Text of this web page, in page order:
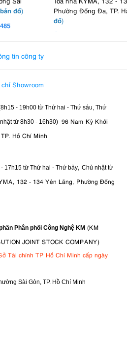
đồ)
Phường Đống Đa, TP.
đồ)
tin công ty
Showroom
- 19h00 từ Thứ hai - Thứ sáu, Thứ
từ 8h30 - 16h30) 96 Nam Kỳ Khởi
Hồ Chí Minh
17h15 từ Thứ hai - Thứ bảy, Chủ nhật từ
132 - 134 Yên Lãng, Phường Đống
Phân phối Công Nghệ KM (KM
JOINT STOCK COMPANY)
Tài chính TP Hồ Chí Minh cấp ngày
Sài Gòn, TP. Hồ Chí Minh